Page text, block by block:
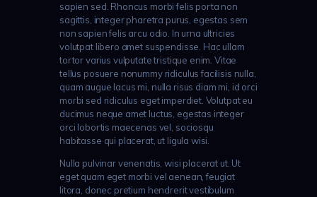
sapien sed. Rhoncus morbi felis porta non
sagittis, integer pharetra purus, egestas sem
non sapien felis arcu odio. In urna ultricies
volutpat libero amet suspendisse. Hac ullam
tortor varius vulputate tristique enim. Vitae
tellus posuere nonummy ridiculus facilisis nulla,
quam augue lacus mi, nulla risus diam mi, id orci
morbi sed ridiculus eget imperdiet. Volutpat eu
ducimus neque amet luctus, egestas integer
orci lobortis maecenas vel, sociosqu
habitasse qui placerat, ut ligula wisi.
Nulla pulvinar venenatis, wisi placerat ut. Ut
eget quam eget morbi vel aenean, feugiat
litora, donec pretium hendrerit vestibulum